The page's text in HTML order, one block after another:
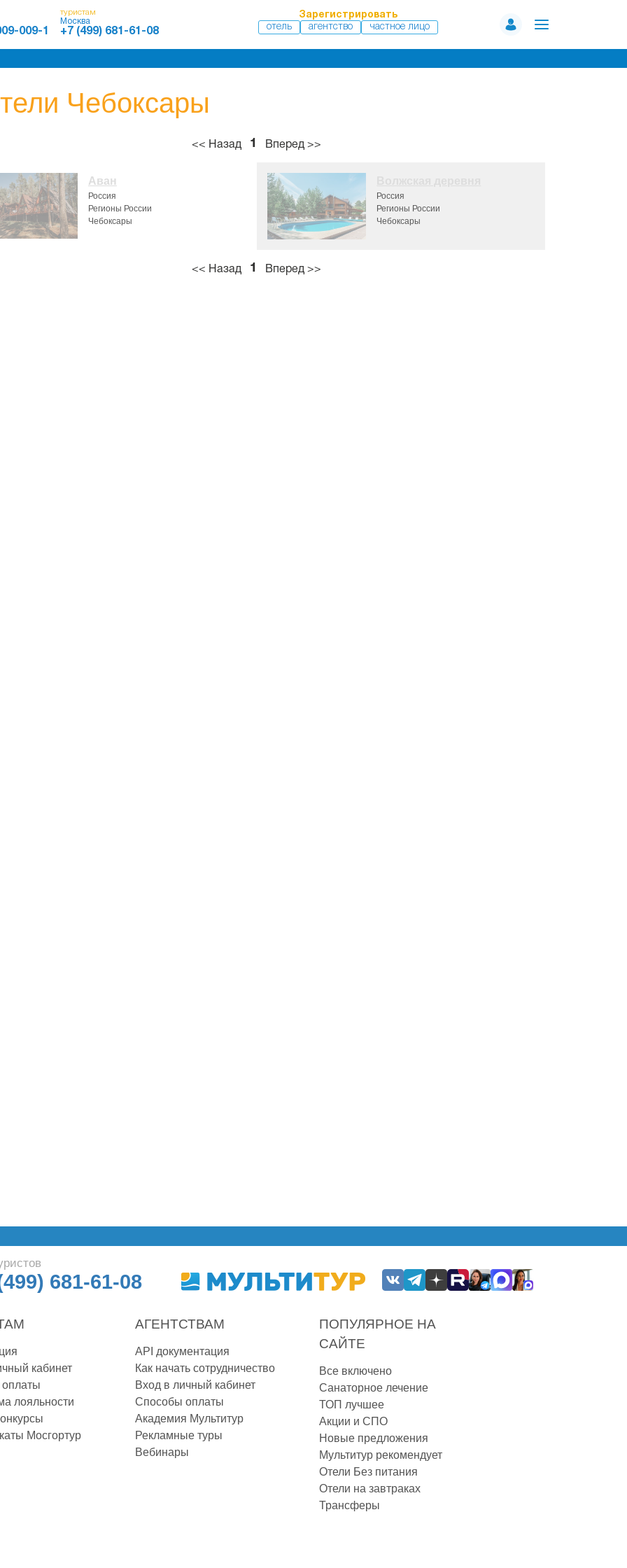
009-1
туристам
Москва
+7 (499) 681-61-08
Зарегистрировать
отель
агентство частное лицо
Чебоксары
<< Назад 1 Вперед >>
Аван
Россия
Регионы России
Чебоксары
Россия
Регионы России
Чебоксары
<< Назад 1 Вперед >>
681-61-08
кабинет
лояльности
Мосгортур
АГЕНТСТВАМ
API документация
Как начать сотрудничество
Вход в личный кабинет
Способы оплаты
Академия Мультитур
Рекламные туры
Вебинары
ПОПУЛЯРНОЕ НА
САЙТЕ
Все включено
Санаторное лечение
ТОП лучшее
Акции и СПО
Новые предложения
Мультитур рекомендует
Отели Без питания
Отели на завтраках
Трансферы